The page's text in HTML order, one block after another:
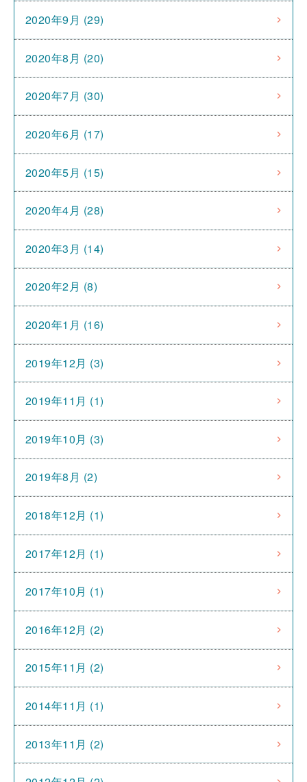
2020年9月 (29)
2020年8月 (20)
2020年7月 (30)
2020年6月 (17)
2020年5月 (15)
2020年4月 (28)
2020年3月 (14)
2020年2月 (8)
2020年1月 (16)
2019年12月 (3)
2019年11月 (1)
2019年10月 (3)
2019年8月 (2)
2018年12月 (1)
2017年12月 (1)
2017年10月 (1)
2016年12月 (2)
2015年11月 (2)
2014年11月 (1)
2013年11月 (2)